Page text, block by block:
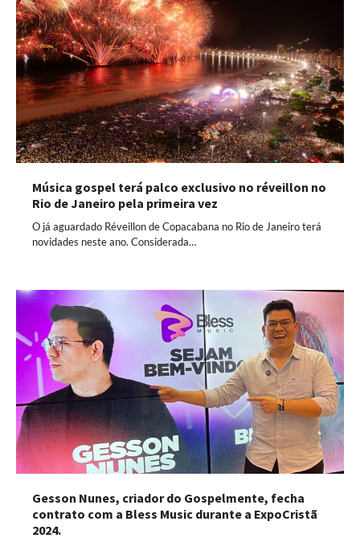
Música gospel terá palco exclusivo no réveillon no
Rio de Janeiro pela primeira vez
O já aguardado Réveillon de Copacabana no Rio de Janeiro terá
novidades neste ano. Considerada…
Gesson Nunes, criador do Gospelmente, fecha
contrato com a Bless Music durante a ExpoCristã
2024.